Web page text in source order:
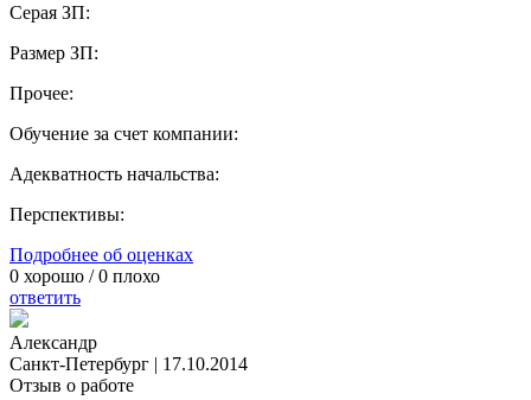
Серая ЗП:
Размер ЗП:
Прочее:
Обучение за счет компании:
Адекватность начальства:
Перспективы:
Подробнее об оценках
0 хорошо /0 плохо
ответить
Александр
Санкт-Петербург | 17.10.2014
Отзыв о работе